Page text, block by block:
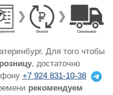
Для того чтобы
, достаточно
+7 924 831-10-38
рекомендуем